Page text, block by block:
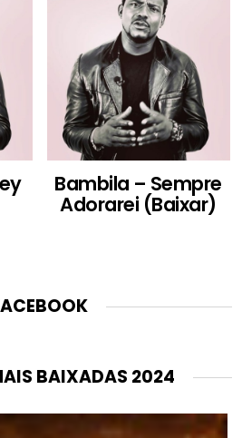
Bambila – Sempre
Adorarei (Baixar)
BAIXADAS 2024